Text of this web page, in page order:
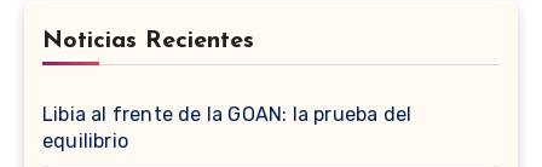
Noticias Recientes
Libia al frente de la GOAN: la prueba del
equilibrio